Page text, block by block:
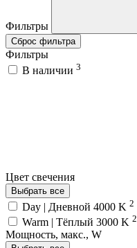
Фильтры
Сброс фильтра
Фильтры
В наличии 3
Цвет свечения
Выбрать все
Day | Дневной 4000 K 2
Warm | Тёплый 3000 K 2
Мощность, макс., W